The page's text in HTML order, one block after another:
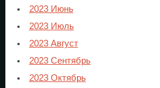
2023 Июнь
2023 Июль
2023 Август
2023 Сентябрь
2023 Октябрь